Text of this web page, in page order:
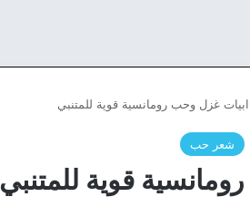
ابيات غزل وحب رومانسية قوية للمتنبي
شعر حب
قوية للمتنبي